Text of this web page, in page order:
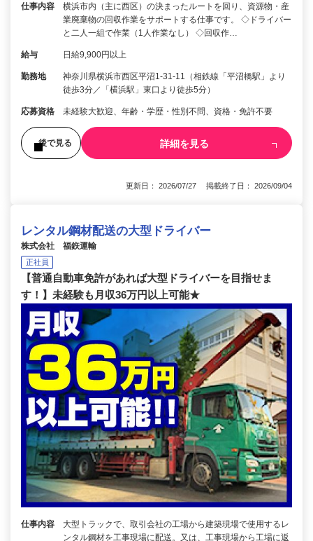
仕事内容
横浜市内（主に西区）の決まったルートを回り、資源物・産
業廃棄物の回収作業をサポートする仕事です。 ◇ドライバー
と二人一組で作業（1人作業なし） ◇回収作…
給与 日給9,900円以上
勤務地
神奈川県横浜市西区平沼1-31-11（相鉄線「平沼橋駅」より
徒歩3分／「横浜駅」東口より徒歩5分）
応募資格 未経験大歓迎、年齢・学歴・性別不問、資格・免許不要
後で見る 詳細を見る
更新日： 2026/07/27 掲載終了日： 2026/09/04
レンタル鋼材配送の大型ドライバー
株式会社 福鉃運輸
正社員
【普通自動車免許があれば大型ドライバーを目指せま
す！】未経験も月収36万円以上可能★
仕事内容
大型トラックで、取引会社の工場から建築現場で使用するレ
ンタル鋼材を工事現場に配送。又は、工事現場から工場に返